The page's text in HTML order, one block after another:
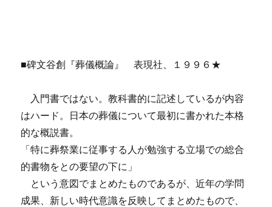
■碑文谷創『葬儀概論』 表現社、１９９６★
入門書ではない。教科書的に記述しているが内容
はハード。日本の葬儀について最初に書かれた本格
的な概説書。
「特に葬祭業に従事する人が勉強する立場での総合
的書物をとの要望の下に」
という意図でまとめたものであるが、近年の学問
成果、新しい時代意識を反映してまとめたもので、